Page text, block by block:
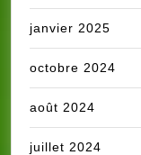
janvier 2025
octobre 2024
août 2024
juillet 2024